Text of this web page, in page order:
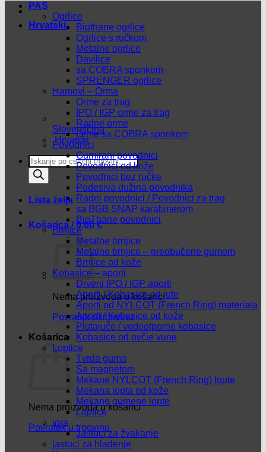
Hrvatski
Slovenščina
Hrvatski
Products
search
Lista želja
Košarica /0,00€
Nema proizvoda u košarici
Povratak u trgovinu
Košarica
Nema proizvoda u košarici
Povratak u trgovinu
PAS
Ogrlice
Biothane ogrlice
Ogrlice s ručkom
Metalne ogrlice
Davilice
sa COBRA sponkom
SPRENGER ogrlice
Hamovi – Orma
Orme za trag
IPO / IGP orme za trag
Radne orme
Orme sa COBRA sponkom
Povodnici
Gumirani povodnici
Povodnici od kože
Povodnici bez ručke
Podesiva dužina povodnika
Radni povodnici / Povodnici za trag
sa BGB SNAP karabinerom
BioThane povodnici
Brnjice
Metalne brnjice
Metalne brnjice – preobučene gumom
Brnjice od kože
Kobasice – aporti
Drveni IPO / IGP aporti
Aporti / Kobasice od jute
Aporti od NYLCOT (French Ring) materiala
Aporti / Kobasice od kože
Plutajuće / vodootporne kobasice
Kobasice od ovčje vune
Loptice
Tvrda guma
Sa magnetom
Mekane NYLCOT (French Ring) lopte
Mekana lopta od kože
Mekane gumene lopte
Loptice
igra
Jastuci za žvakanje
jastuci za hlađenje